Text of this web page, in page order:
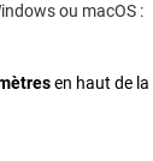
ou macOS :
en haut de